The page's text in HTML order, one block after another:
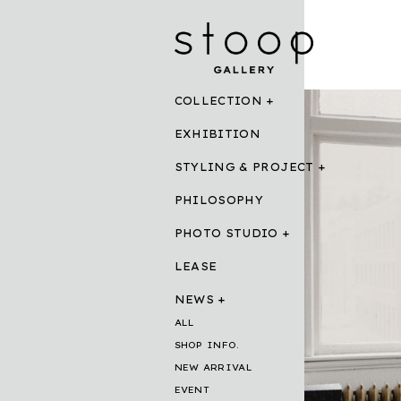
COLLECTION
EXHIBITION
STYLING & PROJECT
PHILOSOPHY
PHOTO STUDIO
LEASE
NEWS
ALL
SHOP INFO.
NEW ARRIVAL
EVENT